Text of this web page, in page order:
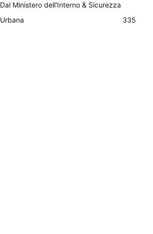
Dal Ministero dell'Interno & Sicurezza
Urbana
335